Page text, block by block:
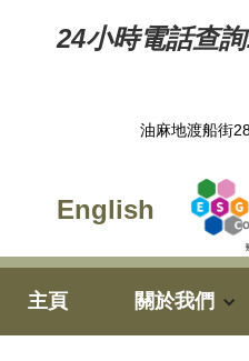
24小時電話查
油麻地渡船街
English
主頁 關於我們